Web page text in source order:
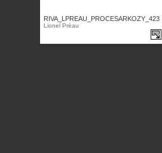
RIVA_LPREAU_PROCESARKOZY_423
Lionel Préau